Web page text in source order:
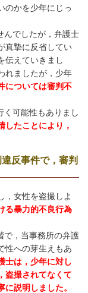
のかを少年にじっ
んでしたが，弁護士
真摯に反省してい
伝えていきまし
れましたが，少年
については審判不
く可能性もありまし
したことにより，
反事件で，審判
，女性を盗撮しよ
る暴力的不良行為
で，当事務所の弁護
性への芽生えもあ
士は，少年に対し
盗撮されてなくて
説明しました。